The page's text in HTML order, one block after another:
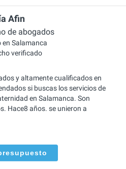
Afin
de abogados
en Salamanca
verificado
y altamente cualificados en
si buscas los servicios de
en Salamanca. Son
Hace8 años. se unieron a